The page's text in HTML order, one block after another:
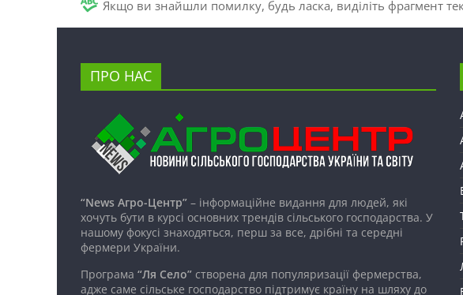
Якщо ви знайшли помилку, будь ласка, виділіть фрагмент
ПРО НАС
“News Агро-Центр” – інформаційне видання для людей, які
хочуть бути в курсі основних трендів сільського господарства. У
нашому фокусі знаходяться, перш за все, дрібні та середні
фермери України.
Програма “Ля Село” створена для популяризації фермерства,
адже саме сільське господарство підтримує країну на шляху до